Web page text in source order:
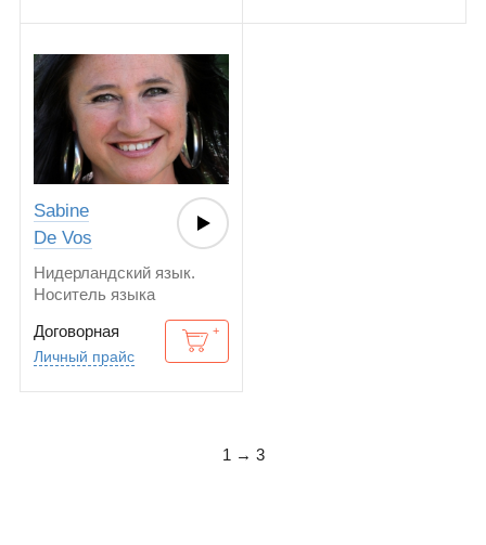
Sabine
De Vos
Нидерландский язык.
Носитель языка
Договорная
Личный прайс
1 → 3